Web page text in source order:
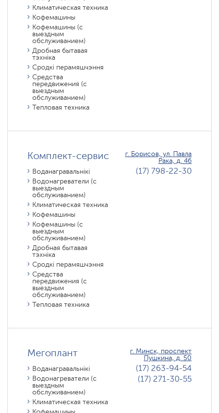
Климатическая техника
Кофемашины
Кофемашины (с
выездным
обслуживанием)
Дробная бытавая
тэхніка
Сродкі перамяшчэння
Средства
передвижения (с
выездным
обслуживанием)
Тепловая техника
Комплект-сервис
Воданагравальнікі
Водонагреватели (с
выездным
обслуживанием)
Климатическая техника
Кофемашины
Кофемашины (с
выездным
обслуживанием)
Дробная бытавая
тэхніка
Сродкі перамяшчэння
Средства
передвижения (с
выездным
обслуживанием)
Тепловая техника
г. Борисов, ул. Павла
Рака, д. 46
(17) 798-22-30
Мегоплант
Воданагравальнікі
Водонагреватели (с
выездным
обслуживанием)
Климатическая техника
г. Минск, проспект
Пушкина, д. 50
(17) 263-94-54
(17) 271-30-55